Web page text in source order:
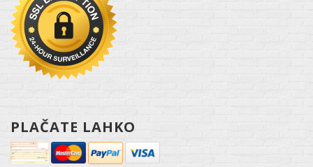
PLAČATE LAHKO